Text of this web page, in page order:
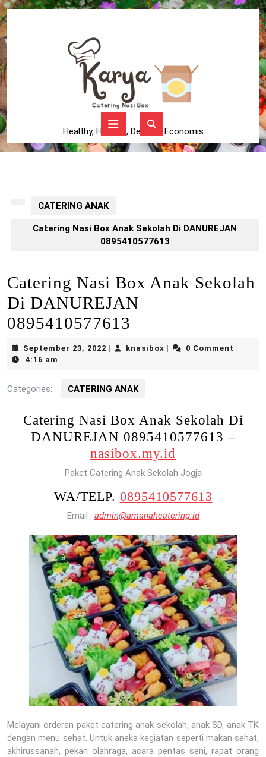
Skip
to
content
Healthy, Higienis, Delicius, Economis
Button
CATERING ANAK
Catering Nasi Box Anak Sekolah Di DANUREJAN
0895410577613
Catering Nasi Box Anak Sekolah
Di DANUREJAN
0895410577613
September 23, 2022 September
knasibox knasibox0 Comment
4:16 am
Categories: CATERING ANAK
Catering Nasi Box Anak Sekolah Di
DANUREJAN 0895410577613 –
nasibox.my.id
Paket Catering Anak Sekolah Jogja
WA/TELP. 0895410577613
Email : admin@amanahcatering.id
Melayani orderan paket catering anak sekolah, anak SD, anak TK
dengan menu sehat. Untuk aneka kegiatan seperti makan sehat,
akhirussanah, pekan olahraga, acara pentas seni, rapat orang